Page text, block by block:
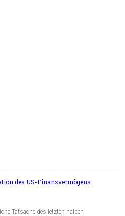
des US-Finanzvermögens
Tatsache des letzten halben